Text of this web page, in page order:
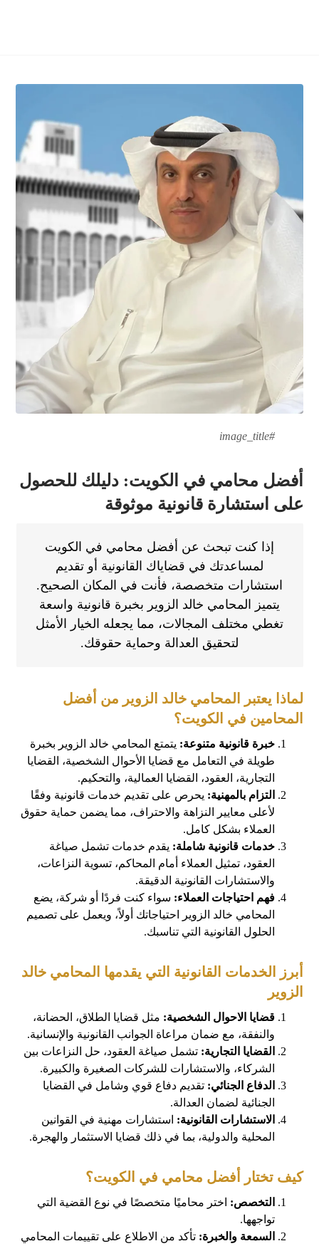
#image_title
أفضل محامي في الكويت: دليلك للحصول
على استشارة قانونية موثوقة
إذا كنت تبحث عن أفضل محامي في الكويت
لمساعدتك في قضاياك القانونية أو تقديم
استشارات متخصصة، فأنت في المكان الصحيح.
يتميز المحامي خالد الزوير بخبرة قانونية واسعة
تغطي مختلف المجالات، مما يجعله الخيار الأمثل
لتحقيق العدالة وحماية حقوقك.
لماذا يعتبر المحامي خالد الزوير من أفضل
المحامين في الكويت؟
خبرة قانونية متنوعة: يتمتع المحامي خالد الزوير بخبرة
طويلة في التعامل مع قضايا الأحوال الشخصية، القضايا
التجارية، العقود، القضايا العمالية، والتحكيم.
التزام بالمهنية: يحرص على تقديم خدمات قانونية وفقًا
لأعلى معايير النزاهة والاحتراف، مما يضمن حماية حقوق
العملاء بشكل كامل.
خدمات قانونية شاملة: يقدم خدمات تشمل صياغة
العقود، تمثيل العملاء أمام المحاكم، تسوية النزاعات،
والاستشارات القانونية الدقيقة.
فهم احتياجات العملاء: سواء كنت فردًا أو شركة، يضع
المحامي خالد الزوير احتياجاتك أولاً، ويعمل على تصميم
الحلول القانونية التي تناسبك.
أبرز الخدمات القانونية التي يقدمها المحامي خالد
الزوير
قضايا الاحوال الشخصية: مثل قضايا الطلاق، الحضانة،
والنفقة، مع ضمان مراعاة الجوانب القانونية والإنسانية.
القضايا التجارية:تشمل صياغة العقود، حل النزاعات بين
الشركاء، والاستشارات للشركات الصغيرة والكبيرة.
الدفاع الجنائي:تقديم دفاع قوي وشامل في القضايا
الجنائية لضمان العدالة.
الاستشارات القانونية: استشارات مهنية في القوانين
المحلية والدولية، بما في ذلك قضايا الاستثمار والهجرة.
كيف تختار أفضل محامي في الكويت؟
التخصص: اختر محاميًا متخصصًا في نوع القضية التي
تواجهها.
السمعة والخبرة: تأكد من الاطلاع على تقييمات المحامي